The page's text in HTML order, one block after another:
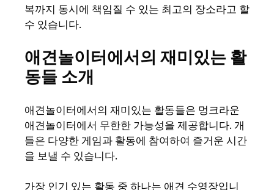
복까지 동시에 책임질 수 있는 최고의 장소라고 할
수 있습니다.
애견놀이터에서의 재미있는 활
동들 소개
애견놀이터에서의 재미있는 활동들은 멍크라운
애견놀이터에서 무한한 가능성을 제공합니다. 개
들은 다양한 게임과 활동에 참여하여 즐거운 시간
을 보낼 수 있습니다.
가장 인기 있는 활동 중 하나는 애견 수영장입니